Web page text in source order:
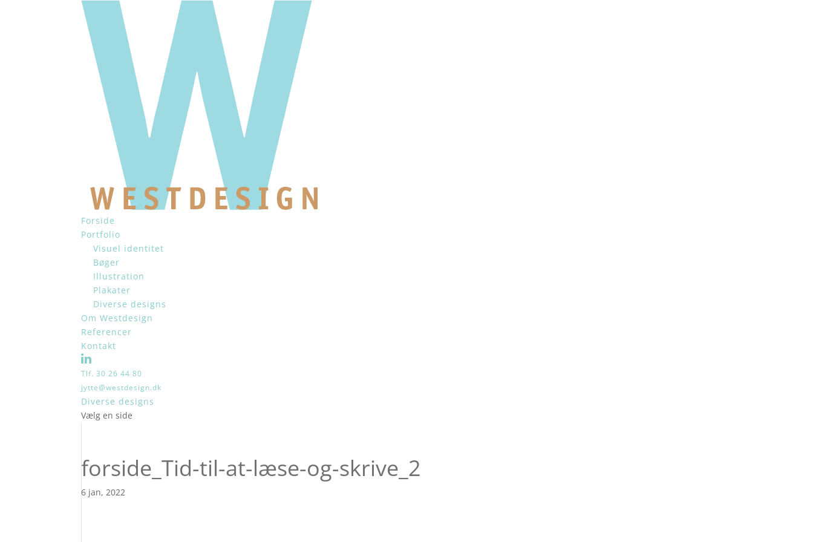
Forside
Portfolio
Visuel identitet
Bøger
Illustration
Plakater
Diverse designs
Om Westdesign
Referencer
Kontakt
Tlf. 30 26 44 80
jytte@westdesign.dk
Diverse designs
Vælg en side
forside_Tid-til-at-læse-og-skrive_2
6 jan, 2022